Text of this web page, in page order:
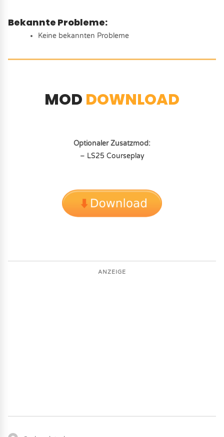
Bekannte Probleme:
Keine bekannten Probleme
MOD DOWNLOAD
Optionaler Zusatzmod:
– LS25 Courseplay
ANZEIGE